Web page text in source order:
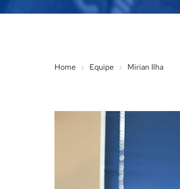
Home Equipe Mirian Ilha